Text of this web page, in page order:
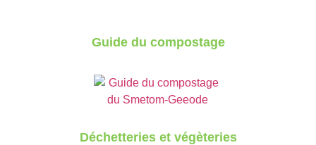
Guide du compostage
Déchetteries et végèteries